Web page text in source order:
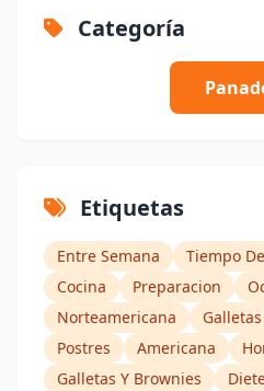
Categoría
Etiquetas
Entre Semana Tiempo
Cocina
Preparacion
Norteamericana
Postres
Americana
Galletas Y Brownies